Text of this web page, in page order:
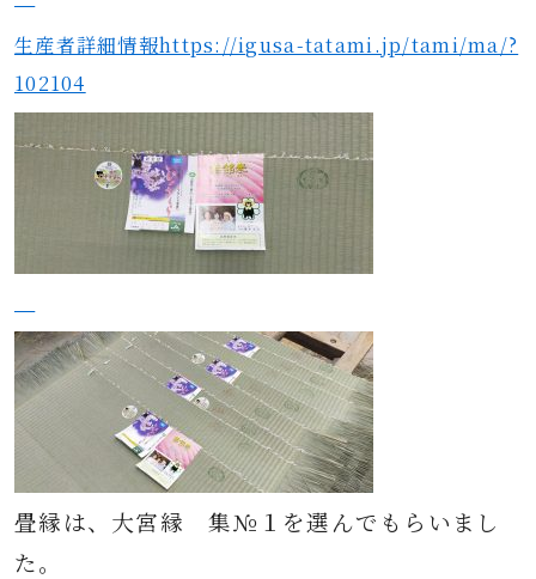
生産者詳細情報https://igusa-tatami.jp/tami/ma/?
102104
畳縁は、大宮縁 集№１を選んでもらいまし
た。